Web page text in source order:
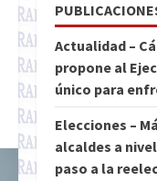
Actualidad –
propone al
único para
Elecciones –
alcaldes a
paso a la